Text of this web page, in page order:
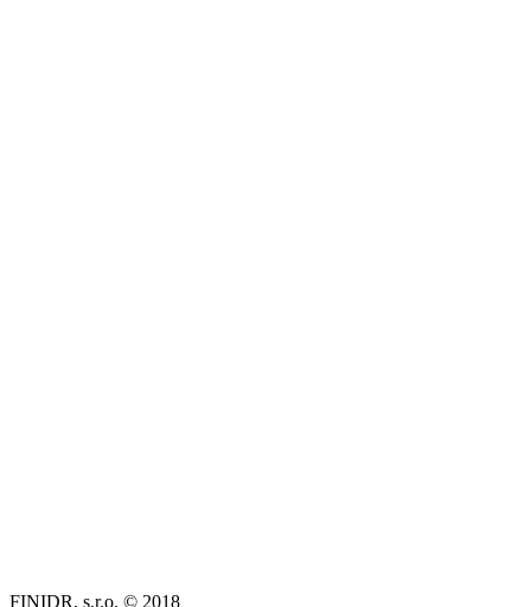
FINIDR, s.r.o. © 2018